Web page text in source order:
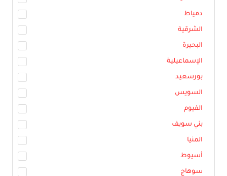
دمياط
الشرقية
البحيرة
الإسماعيلية
بورسعيد
السويس
الفيوم
بني سويف
المنيا
أسيوط
سوهاج